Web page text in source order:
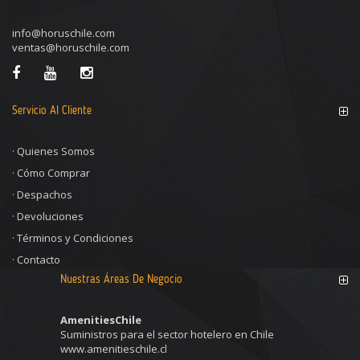
info@horuschile.com
ventas@horuschile.com
Servicio Al Cliente
· Quienes Somos
· Cómo Comprar
· Despachos
· Devoluciones
· Términos y Condiciones
· Contacto
Nuestras Áreas De Negocio
AmenitiesChile
Suministros para el sector hotelero en Chile
www.amenitieschile.cl